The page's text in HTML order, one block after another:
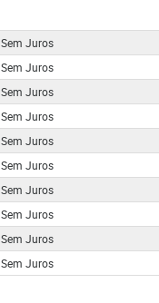
Sem Juros
Sem Juros
Sem Juros
Sem Juros
Sem Juros
Sem Juros
Sem Juros
Sem Juros
Sem Juros
Sem Juros